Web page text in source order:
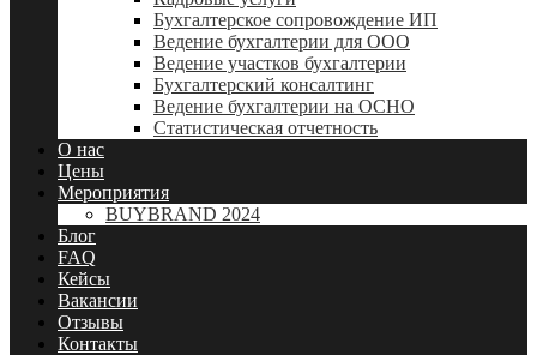
Бухгалтерское сопровождение ИП
Ведение бухгалтерии для ООО
Ведение участков бухгалтерии
Бухгалтерский консалтинг
Ведение бухгалтерии на ОСНО
Статистическая отчетность
О нас
Цены
Мероприятия
BUYBRAND 2024
Блог
FAQ
Кейсы
Вакансии
Отзывы
Контакты